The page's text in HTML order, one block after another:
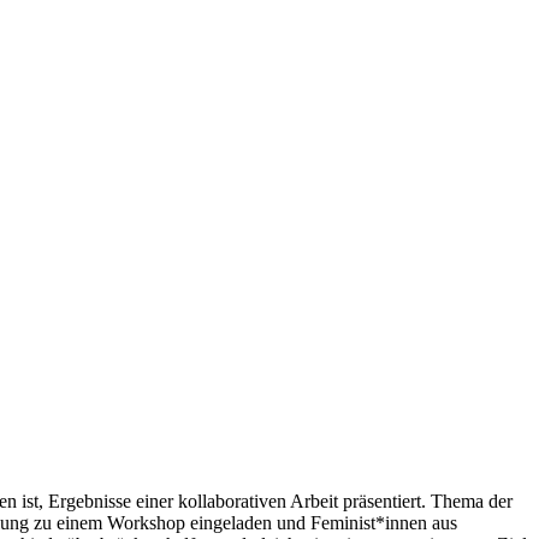
ist, Ergebnisse einer kollaborativen Arbeit präsentiert. Thema der
zu einem Workshop eingeladen und Feminist*innen aus